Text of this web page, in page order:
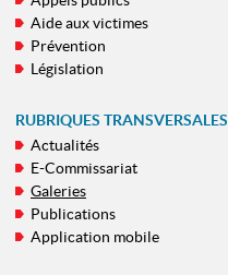
NAVIGATION
Aide aux victimes
Prévention
Législation
RUBRIQUES TRANSVERSALES
Actualités
E-Commissariat
Galeries
Publications
Application mobile